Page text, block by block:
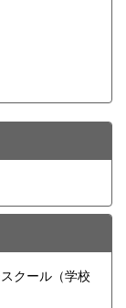
クール（学校